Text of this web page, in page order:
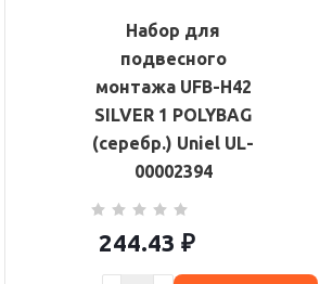
Набор для
подвесного
монтажа UFB-H42
SILVER 1 POLYBAG
(серебр.) Uniel UL-
00002394
244.43 ₽